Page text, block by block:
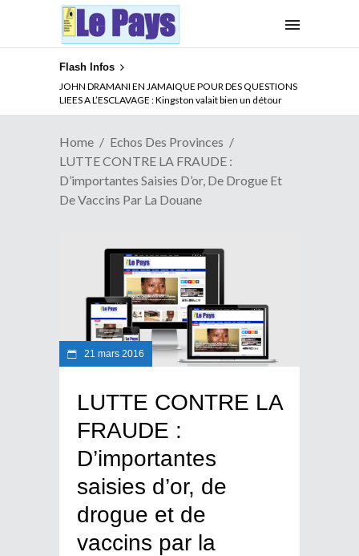
Flash Infos
JOHN DRAMANI EN JAMAIQUE POUR DES QUESTIONS
LIEES A L’ESCLAVAGE : Kingston valait bien un détour
ABSENCE PROLONGEE DE PAUL BIYA DU CAMEROUN :
Qui pilote le Cameroun ?
Home
Echos Des Provinces
LUTTE CONTRE LA FRAUDE :
D’importantes Saisies D’or, De Drogue Et
De Vaccins Par La Douane
21 mars 2016
LUTTE CONTRE LA
FRAUDE :
D’importantes
saisies d’or, de
drogue et de
vaccins par la